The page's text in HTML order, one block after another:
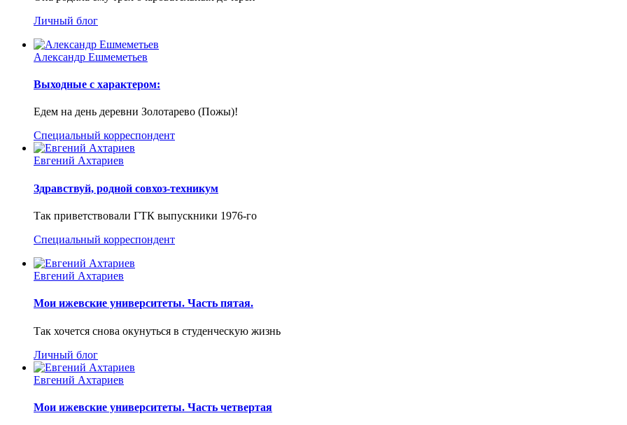
Личный блог
Александр Ешмеметьев
Выходные с характером:
Едем на день деревни Золотарево (Пожы)!
Специальный корреспондент
Евгений Ахтариев
Здравствуй, родной совхоз-техникум
Так приветствовали ГТК выпускники 1976-го
Специальный корреспондент
Евгений Ахтариев
Мои ижевские университеты. Часть пятая.
Так хочется снова окунуться в студенческую жизнь
Личный блог
Евгений Ахтариев
Мои ижевские университеты. Часть четвертая